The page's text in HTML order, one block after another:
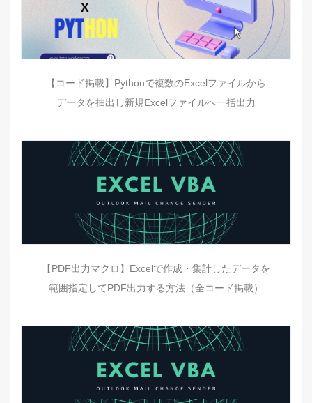
【コード掲載】Pythonで複数のExcelファイルから
データを抽出し新規Excelファイルへ一括出力
【PDF出力マクロ】Excelで作成・集計したデータを
範囲指定してPDF出力する方法（全コード掲載）